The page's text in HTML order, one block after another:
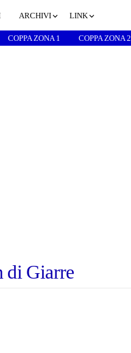
ARCHIVI LINK
COPPA ZONA 1 COPPA ZONA 2
di Giarre